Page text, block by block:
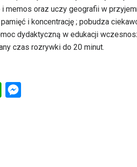
i memos oraz uczy geografii w
i koncentrację ; pobudza
dydaktyczną w edukacji
czas rozrywki do 20 minut.
W